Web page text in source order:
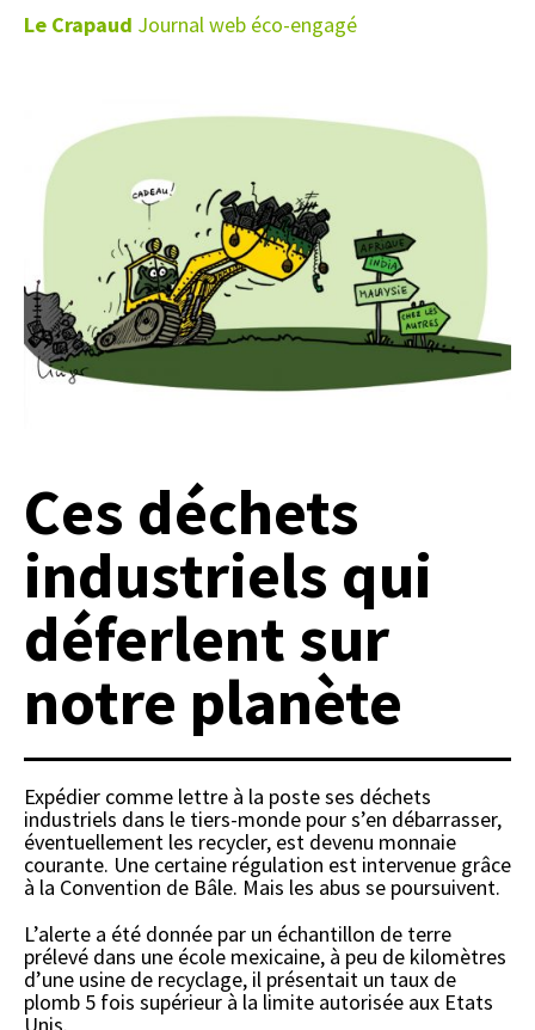
Le Crapaud Journal web éco-engagé
Ces déchets
industriels qui
déferlent sur
notre planète
Expédier comme lettre à la poste ses déchets
industriels dans le tiers-monde pour s’en débarrasser,
éventuellement les recycler, est devenu monnaie
courante. Une certaine régulation est intervenue grâce
à la Convention de Bâle. Mais les abus se poursuivent.
L’alerte a été donnée par un échantillon de terre
prélevé dans une école mexicaine, à peu de kilomètres
d’une usine de recyclage, il présentait un taux de
plomb 5 fois supérieur à la limite autorisée aux Etats
Unis.